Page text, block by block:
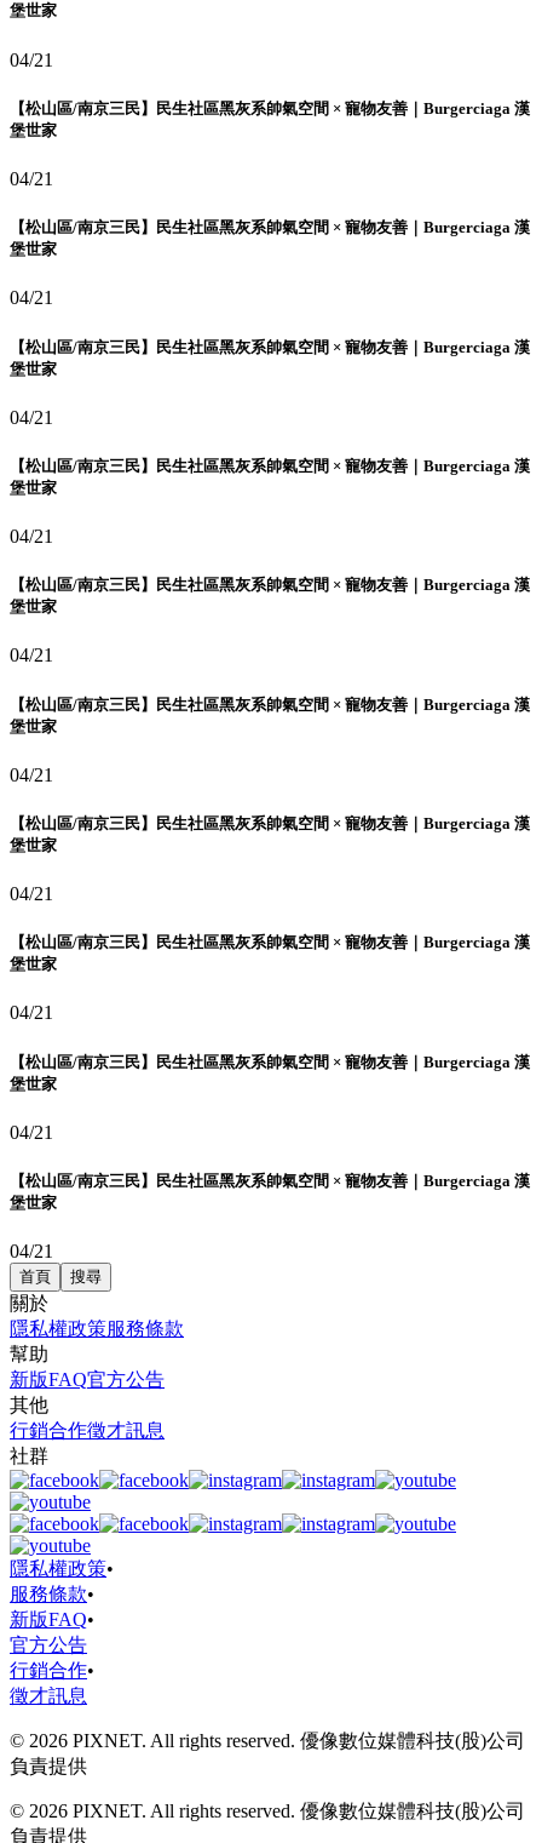
堡世家
04/21
【松山區/南京三民】民生社區黑灰系帥氣空間 × 寵物友善｜Burgerciaga 漢
堡世家
04/21
【松山區/南京三民】民生社區黑灰系帥氣空間 × 寵物友善｜Burgerciaga 漢
堡世家
04/21
【松山區/南京三民】民生社區黑灰系帥氣空間 × 寵物友善｜Burgerciaga 漢
堡世家
04/21
【松山區/南京三民】民生社區黑灰系帥氣空間 × 寵物友善｜Burgerciaga 漢
堡世家
04/21
【松山區/南京三民】民生社區黑灰系帥氣空間 × 寵物友善｜Burgerciaga 漢
堡世家
04/21
【松山區/南京三民】民生社區黑灰系帥氣空間 × 寵物友善｜Burgerciaga 漢
堡世家
04/21
【松山區/南京三民】民生社區黑灰系帥氣空間 × 寵物友善｜Burgerciaga 漢
堡世家
04/21
【松山區/南京三民】民生社區黑灰系帥氣空間 × 寵物友善｜Burgerciaga 漢
堡世家
04/21
【松山區/南京三民】民生社區黑灰系帥氣空間 × 寵物友善｜Burgerciaga 漢
堡世家
04/21
【松山區/南京三民】民生社區黑灰系帥氣空間 × 寵物友善｜Burgerciaga 漢
堡世家
04/21
首頁 搜尋
關於
隱私權政策服務條款
幫助
新版FAQ官方公告
其他
行銷合作徵才訊息
社群
隱私權政策•
服務條款•
新版FAQ•
官方公告
行銷合作•
徵才訊息
© 2026 PIXNET. All rights reserved. 優像數位媒體科技(股)公司
負責提供
© 2026 PIXNET. All rights reserved. 優像數位媒體科技(股)公司
負責提供